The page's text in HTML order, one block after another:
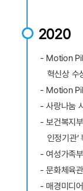
2020
- Motion
혁신상 수
- Motion
- 사랑나눔
- 보건복지
인정기관’
- 여성가족
- 문화체육
- 매경미디